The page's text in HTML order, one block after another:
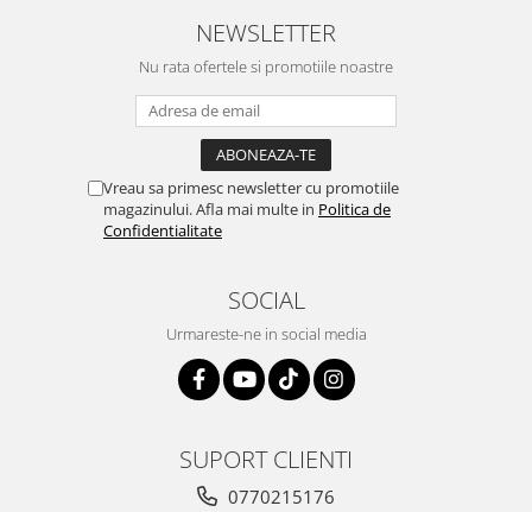
NEWSLETTER
Nu rata ofertele si promotiile noastre
Vreau sa primesc newsletter cu promotiile
magazinului. Afla mai multe in Politica de
Confidentialitate
SOCIAL
Urmareste-ne in social media
SUPORT CLIENTI
0770215176